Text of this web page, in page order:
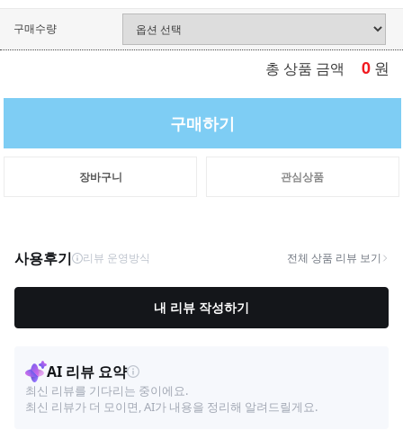
구매수량
총 상품 금액 0 원
구매하기
장바구니 관심상품